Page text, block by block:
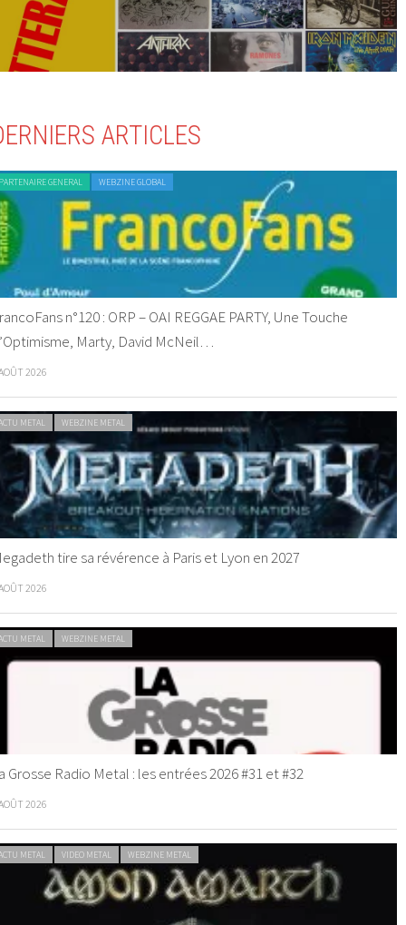
ARTICLES
GENERAL WEBZINE GLOBAL
n°120 : ORP – OAI REGGAE PARTY, Une Touche
Marty, David McNeil…
2026
METAL WEBZINE METAL
tire sa révérence à Paris et Lyon en 2027
2026
METAL WEBZINE METAL
Grosse Radio Metal : les entrées 2026 #31 et #32
2026
METAL VIDEO METAL WEBZINE METAL